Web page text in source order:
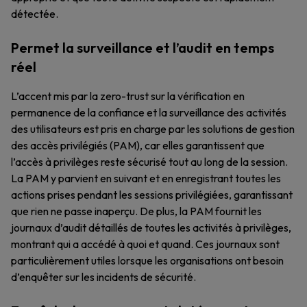
détectée.
Permet la surveillance et l’audit en temps
réel
L’accent mis par la zero-trust sur la vérification en
permanence de la confiance et la surveillance des activités
des utilisateurs est pris en charge par les solutions de gestion
des accès privilégiés (PAM), car elles garantissent que
l’accès à privilèges reste sécurisé tout au long de la session.
La PAM y parvient en suivant et en enregistrant toutes les
actions prises pendant les sessions privilégiées, garantissant
que rien ne passe inaperçu. De plus, la PAM fournit les
journaux d’audit détaillés de toutes les activités à privilèges,
montrant qui a accédé à quoi et quand. Ces journaux sont
particulièrement utiles lorsque les organisations ont besoin
d’enquêter sur les incidents de sécurité.